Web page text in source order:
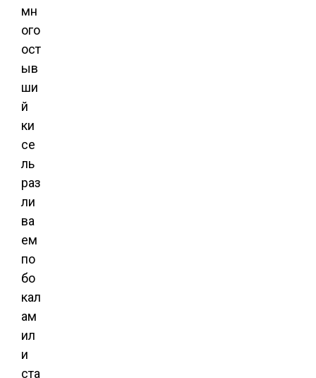
мн
ого
ост
ыв
ши
й
ки
се
ль
раз
ли
ва
ем
по
бо
кал
ам
ил
и
ста